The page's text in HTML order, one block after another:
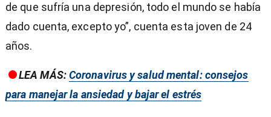
de que sufría una depresión, todo el mundo se había
dado cuenta, excepto yo”, cuenta esta joven de 24
años.
LEA MÁS:Coronavirus y salud mental: consejos
para manejar la ansiedad y bajar el estrés